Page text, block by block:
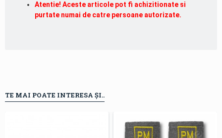
Atentie! Aceste articole pot fi achizitionate si
purtate numai de catre persoane autorizate.
TE MAI POATE INTERESA ȘI..